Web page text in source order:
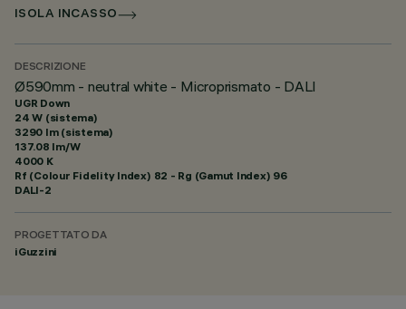
ISOLA INCASSO
DESCRIZIONE
Ø590mm - neutral white - Microprismato - DALI
UGR Down
24 W (sistema)
3290 lm (sistema)
137.08 lm/W
4000 K
Rf (Colour Fidelity Index) 82 - Rg (Gamut Index) 96
DALI-2
PROGETTATO DA
iGuzzini